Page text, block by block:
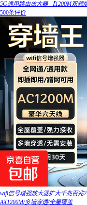
5G通用路由放大器 【1200M双频
500条评价
wifi信号增强放大器扩大千兆百兆
AX1200M/多墙穿透/全屋覆盖